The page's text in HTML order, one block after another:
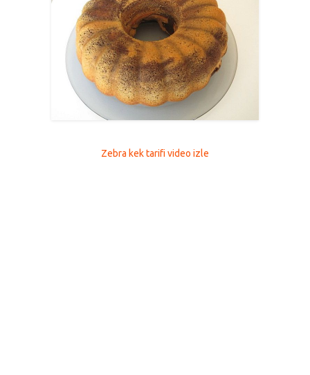
Zebra kek tarifi video izle